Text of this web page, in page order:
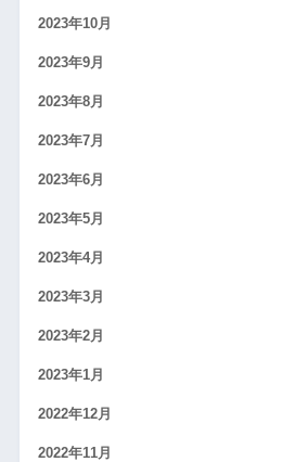
2023年10月
2023年9月
2023年8月
2023年7月
2023年6月
2023年5月
2023年4月
2023年3月
2023年2月
2023年1月
2022年12月
2022年11月